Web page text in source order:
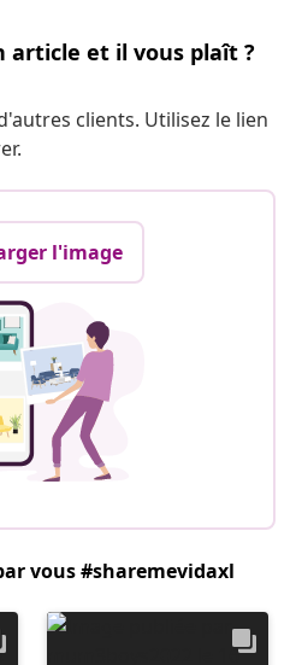
article et il vous plaît ?
clients. Utilisez le lien
l'image
vous #sharemevidaxl